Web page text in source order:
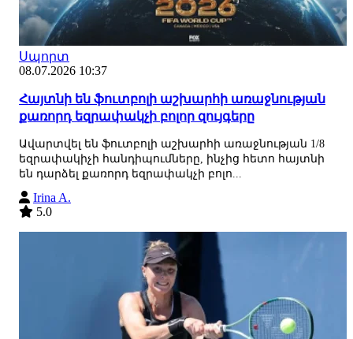
Սպորտ
08.07.2026 10:37
Հայտնի են ֆուտբոլի աշխարհի առաջնության
քառորդ եզրափակչի բոլոր զույգերը
Ավարտվել են ֆուտբոլի աշխարհի առաջնության 1/8
եզրափակիչի հանդիպումները, ինչից հետո հայտնի
են դարձել քառորդ եզրափակչի բոլո...
Irina A.
5.0